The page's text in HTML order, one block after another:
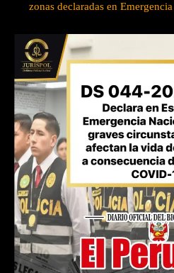
zonas declaradas en